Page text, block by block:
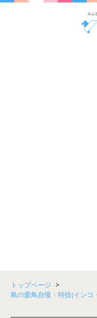
トップページ >
鳥の愛鳥自慢・特技(インコ